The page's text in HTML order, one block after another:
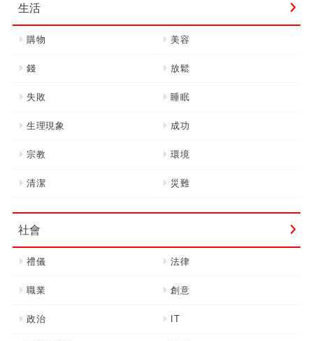
生活
購物 美容
錢 放鬆
失敗 睡眠
生理現象 成功
宗教 環境
清潔 災難
社會
禮儀 法律
職業 創意
政治 IT